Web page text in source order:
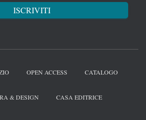
OPEN ACCESS CATALOGO
& DESIGN CASA EDITRICE